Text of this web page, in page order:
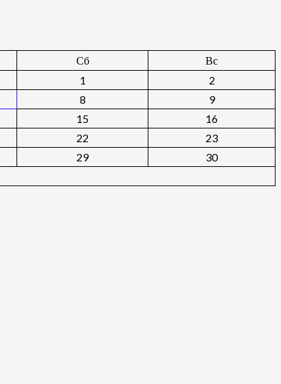
Сб
Вс
1
2
8
9
15
16
22
23
29
30